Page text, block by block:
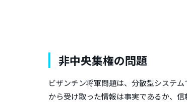
非中央集権の問題
ビザンチン将軍問題は、分散型システ
から受け取った情報は事実であるか、